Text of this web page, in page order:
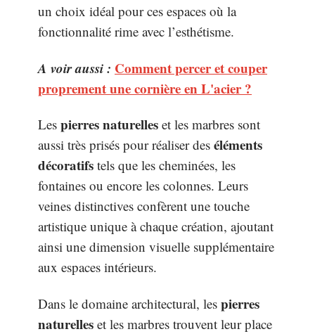
un choix idéal pour ces espaces où la
fonctionnalité rime avec l’esthétisme.
A voir aussi : Comment percer et couper
proprement une cornière en L'acier ?
Les pierres naturelles et les marbres sont
aussi très prisés pour réaliser des éléments
décoratifs tels que les cheminées, les
fontaines ou encore les colonnes. Leurs
veines distinctives confèrent une touche
artistique unique à chaque création, ajoutant
ainsi une dimension visuelle supplémentaire
aux espaces intérieurs.
Dans le domaine architectural, les pierres
naturelles et les marbres trouvent leur place